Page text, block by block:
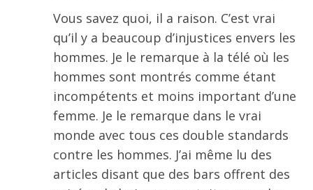
Vous savez quoi, il a raison. C’est vrai
qu’il y a beaucoup d’injustices envers les
hommes. Je le remarque à la télé où les
hommes sont montrés comme étant
incompétents et moins important d’une
femme. Je le remarque dans le vrai
monde avec tous ces double standards
contre les hommes. J’ai même lu des
articles disant que des bars offrent des